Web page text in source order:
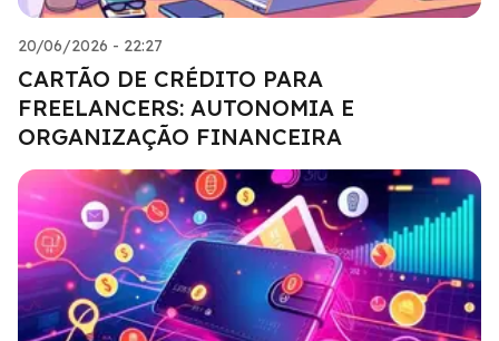
20/06/2026 - 22:27
CARTÃO DE CRÉDITO PARA
FREELANCERS: AUTONOMIA E
ORGANIZAÇÃO FINANCEIRA